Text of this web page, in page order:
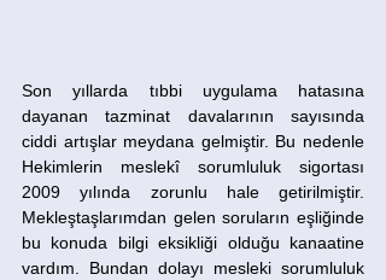
Son yıllarda tıbbi uygulama hatasına
dayanan tazminat davalarının sayısında
ciddi artışlar meydana gelmiştir. Bu nedenle
Hekimlerin meslekî sorumluluk sigortası
2009 yılında zorunlu hale getirilmiştir.
Mekleştaşlarımdan gelen soruların eşliğinde
bu konuda bilgi eksikliği olduğu kanaatine
vardım. Bundan dolayı mesleki sorumluluk